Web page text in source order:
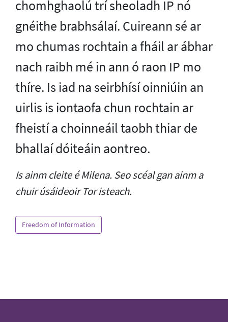
chomhghaolú trí sheoladh IP nó
gnéithe brabhsálaí. Cuireann sé ar
mo chumas rochtain a fháil ar ábhar
nach raibh mé in ann ó raon IP mo
thíre. Is iad na seirbhísí oinniúin an
uirlis is iontaofa chun rochtain ar
fheistí a choinneáil taobh thiar de
bhallaí dóiteáin aontreo.
Is ainm cleite é Milena. Seo scéal gan ainm a
chuir úsáideoir Tor isteach.
Freedom of Information